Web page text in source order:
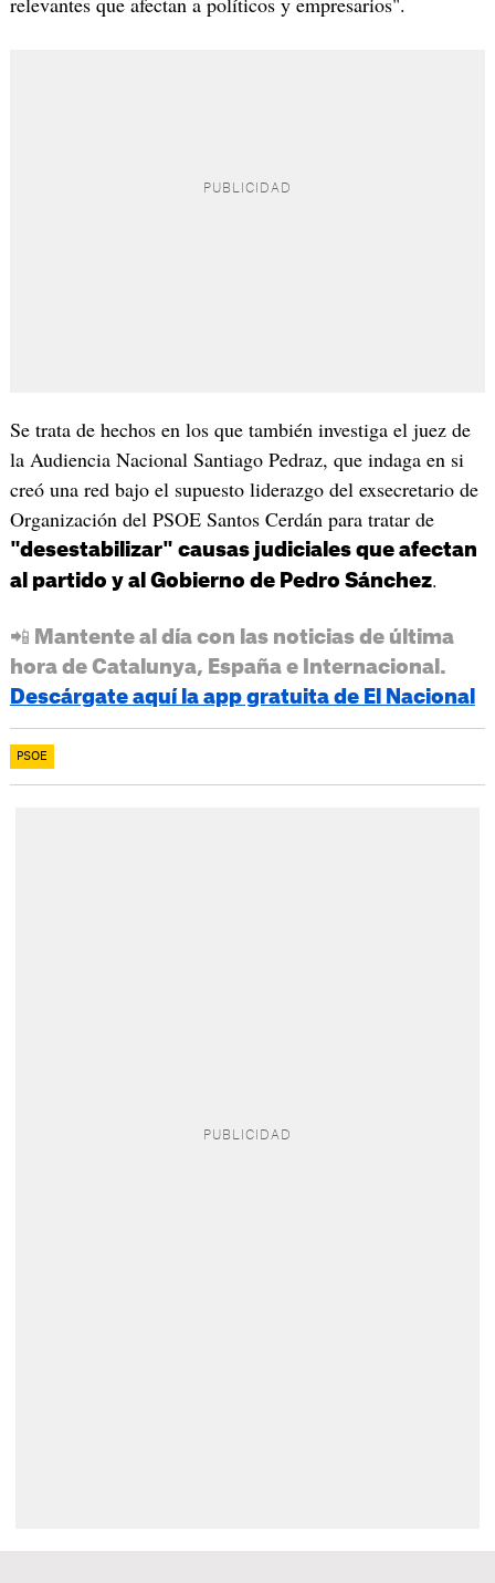
Se trata de hechos en los que también investiga el juez de
la Audiencia Nacional Santiago Pedraz, que indaga en si
creó una red bajo el supuesto liderazgo del exsecretario de
Organización del PSOE Santos Cerdán para tratar de
"desestabilizar" causas judiciales que afectan
al partido y al Gobierno de Pedro Sánchez.
📲 Mantente al día con las noticias de última
hora de Catalunya, España e Internacional.
Descárgate aquí la app gratuita de El Nacional
PSOE